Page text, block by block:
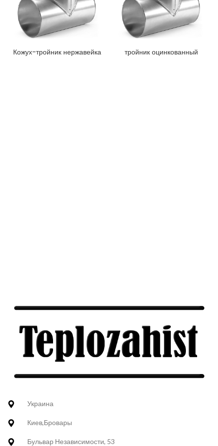
Кожух-тройник нержавейка тройник оцинкованный
Украина
Киев,Бровары
Бульвар Независимости, 53